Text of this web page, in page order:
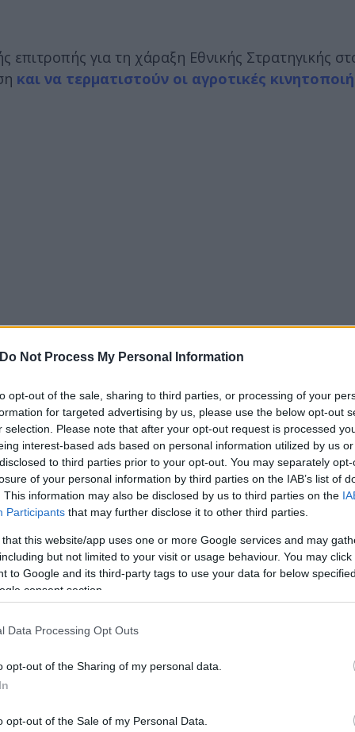
Do Not Process My Personal Information
opt-out of the sale, sharing to third parties, or processing of your
for targeted advertising by us, please use the below opt-out
selection. Please note that after your opt-out request is processed
interest-based ads based on personal information utilized by us
to third parties prior to your opt-out. You may separately
of your personal information by third parties on the IAB’s list of
This information may also be disclosed by us to third parties on the
Participants that may further disclose it to other third parties.
that this website/app uses one or more Google services and may
but not limited to your visit or usage behaviour. You may
to Google and its third-party tags to use your data for below
consent section.
Data Processing Opt Outs
opt-out of the Sharing of my personal data.
opt-out of the Sale of my Personal Data.
για τη χάραξη Εθνικής Στρατηγικής
και να τερματιστούν οι αγροτικές
του εισοδήματος, τη μείωση του κόστους παραγωγής
έχει δεσμευθεί για την επιστροφή τους